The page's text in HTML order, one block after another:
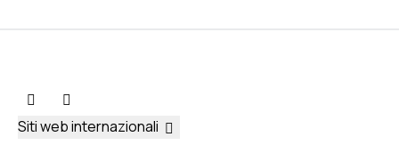
Siti web internazionali